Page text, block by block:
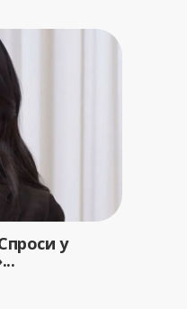
у